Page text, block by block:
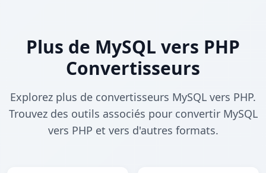
Plus de MySQL vers PHP
Convertisseurs
Explorez plus de convertisseurs MySQL vers PHP.
Trouvez des outils associés pour convertir MySQL
vers PHP et vers d'autres formats.